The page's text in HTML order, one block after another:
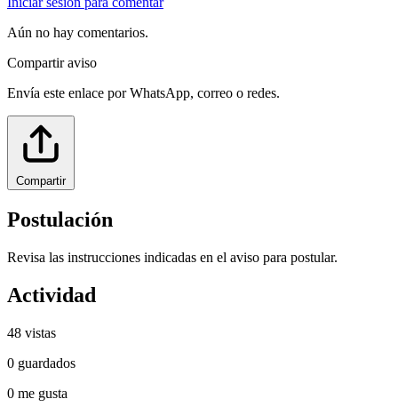
Aún no hay comentarios.
Compartir aviso
Envía este enlace por WhatsApp, correo o redes.
Compartir
Postulación
Revisa las instrucciones indicadas en el aviso para postular.
Actividad
48 vistas
0 guardados
0 me gusta